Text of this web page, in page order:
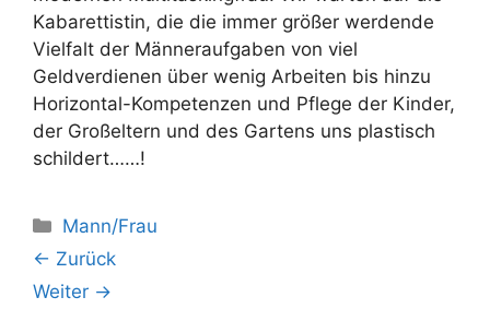
Kabarettistin, die die immer größer werdende
Vielfalt der Männeraufgaben von viel
Geldverdienen über wenig Arbeiten bis hinzu
Horizontal-Kompetenzen und Pflege der Kinder,
der Großeltern und des Gartens uns plastisch
schildert……!
Kategorien
Mann/Frau
← Zurück
Weiter →